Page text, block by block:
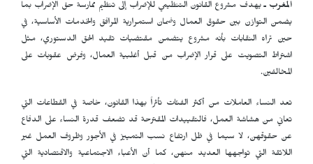
المغرب ـيهدف مشروع القانون التنظيمي للإضراب إلى تنظيم ممارسة حق الإضراب بما
يضمن التوازن بين حقوق العمال وضمان استمرارية المرافق والخدمات الأساسية، في
حين تراه النقابات بأنه مشروع يتضمن مقتضيات تقيد الحق الدستوري، مثل
اشتراط التصويت على قرار الإضراب من قبل أغلبية العمال، وفرض عقوبات على
المخالفين.
تعد النساء العاملات من أكثر الفئات تأثراً بهذا القانون، خاصة في القطاعات التي
تعاني من هشاشة العمل، فالتقييدات المقترحة قد تضعف قدرة النساء على الدفاع
عن حقوقهن، لا سيما في ظل ارتفاع نسب التمييز في الأجور وظروف العمل غير
اللائقة التي تواجهها العديد منهن، كما أن الأعباء الاجتماعية والاقتصادية التي